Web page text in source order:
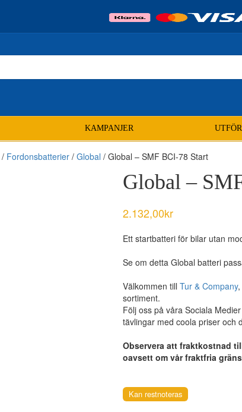
KAMPANJER
/ Fordonsbatterier / Global / Global – SMF BCI-78 Start
Global –
2.132,00kr
Ett startbatteri för bilar utan
Se om detta Global batteri
Välkommen till Tur & Company,
sortiment.
Följ oss på våra Sociala
tävlingar med coola priser och
Observera att fraktkostnad
oavsett om vår fraktfria
Kan restnoteras